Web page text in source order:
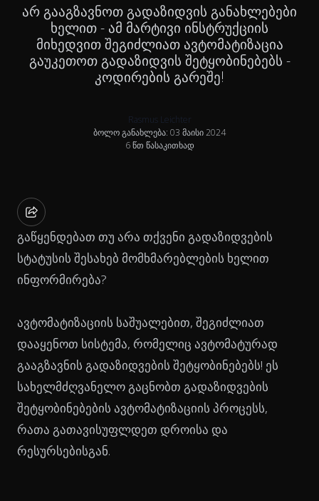
არ გააგზავნოთ გადაზიდვის განახლებები
ხელით - ამ მარტივი ინსტრუქციის
მიხედვით შეგიძლიათ ავტომატიზაცია
გაუკეთოთ გადაზიდვის შეტყობინებებს -
კოდირების გარეშე!
Rasmus Leichter
ბოლო განახლება: 03 მაისი 2024
6 წთ წასაკითხად
გაწყენდებათ თუ არა თქვენი გადაზიდვების
სტატუსის შესახებ მომხმარებლების ხელით
ინფორმირება?
ავტომატიზაციის საშუალებით, შეგიძლიათ
დააყენოთ სისტემა, რომელიც ავტომატურად
გააგზავნის გადაზიდვების შეტყობინებებს! ეს
სახელმძღვანელო გაცნობთ გადაზიდვების
შეტყობინებების ავტომატიზაციის პროცესს,
რათა გათავისუფლდეთ დროისა და
რესურსებისგან.